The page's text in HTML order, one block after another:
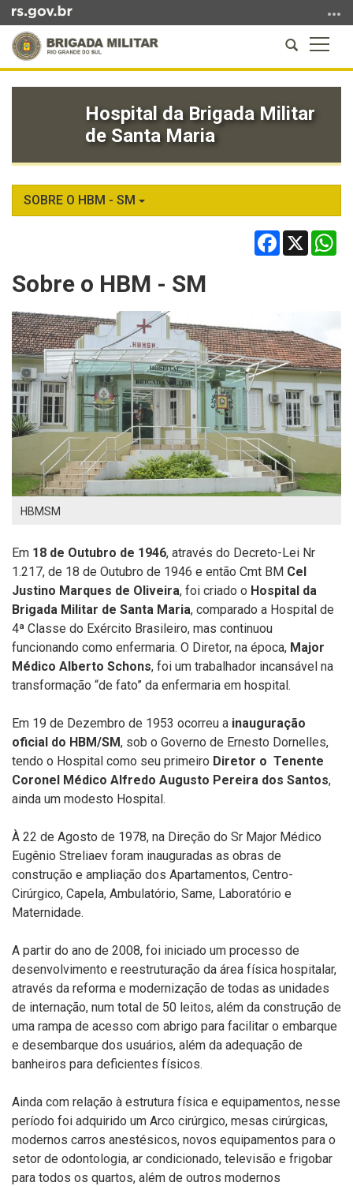
para
conteúdo
busca
a
Abrir
a
busca
Hospital da Brigada Militar
de Santa Maria
SOBRE O HBM - SM
Facebook
X
Sobre o HBM - SM
HBMSM
Em 18 de Outubro de 1946, através do Decreto-Lei Nr
1.217, de 18 de Outubro de 1946 e então Cmt BM Cel
Justino Marques de Oliveira, foi criado o Hospital da
Brigada Militar de Santa Maria, comparado a Hospital de
4ª Classe do Exército Brasileiro, mas continuou
funcionando como enfermaria. O Diretor, na época, Major
Médico Alberto Schons, foi um trabalhador incansável na
transformação “de fato” da enfermaria em hospital.
Em 19 de Dezembro de 1953 ocorreu a inauguração
oficial do HBM/SM, sob o Governo de Ernesto Dornelles,
tendo o Hospital como seu primeiro Diretor o Tenente
Coronel Médico Alfredo Augusto Pereira dos Santos,
ainda um modesto Hospital.
À 22 de Agosto de 1978, na Direção do Sr Major Médico
Eugênio Streliaev foram inauguradas as obras de
construção e ampliação dos Apartamentos, Centro-
Cirúrgico, Capela, Ambulatório, Same, Laboratório e
Maternidade.
A partir do ano de 2008, foi iniciado um processo de
desenvolvimento e reestruturação da área física hospitalar,
através da reforma e modernização de todas as unidades
de internação, num total de 50 leitos, além da construção de
uma rampa de acesso com abrigo para facilitar o embarque
e desembarque dos usuários, além da adequação de
banheiros para deficientes físicos.
Ainda com relação à estrutura física e equipamentos, nesse
período foi adquirido um Arco cirúrgico, mesas cirúrgicas,
modernos carros anestésicos, novos equipamentos para o
setor de odontologia, ar condicionado, televisão e frigobar
para todos os quartos, além de outros modernos